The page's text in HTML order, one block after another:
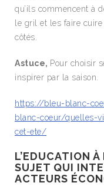
qu’ils commencent à
le gril et les faire
côtés.
Astuce, Pour choisir
inspirer par la saison.
https://bleu-blanc-
blanc-coeur/quelles-
cet-ete/
L’EDUCATION
SUJET QUI
ACTEURS